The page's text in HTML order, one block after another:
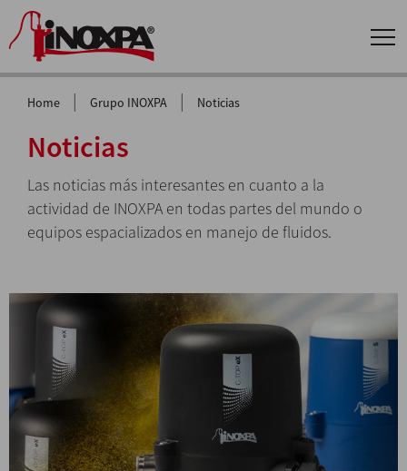
Home | Grupo INOXPA | Noticias
Noticias
Las noticias más interesantes en cuanto a la
actividad de INOXPA en todas partes del mundo o
equipos espacializados en manejo de fluidos.